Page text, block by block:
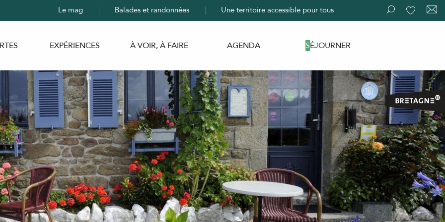
Recherche
Le mag Balades et randonnées Une territoire accessible pour tous
EXPÉRIENCES À VOIR, À FAIRE AGENDA SÉJOURNER